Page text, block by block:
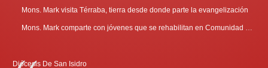
Mons. Mark visita Térraba, tierra desde donde parte la evangelización
Mons. Mark comparte con jóvenes que se rehabilitan en Comunidad Cenáculo
Diócesis De San Isidro